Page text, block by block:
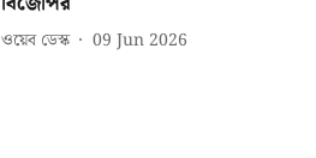
ওয়েব ডেস্ক 09 Jun 2026